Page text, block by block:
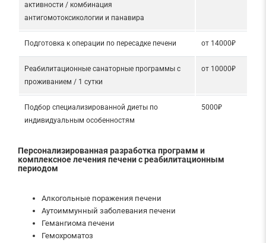
активности / комбинация
антигомотоксикологии и панавира
Подготовка к операции по пересадке печени от 14000₽
Реабилитационные санаторные программы с
проживанием / 1 сутки
от 10000₽
Подбор специализированной диеты по
индивидуальным особенностям
5000₽
Персонализированная разработка программ и
комплексное лечения печени с реабилитационным
периодом
Алкогольные поражения печени
Аутоиммунный заболевания печени
Гемангиома печени
Гемохроматоз